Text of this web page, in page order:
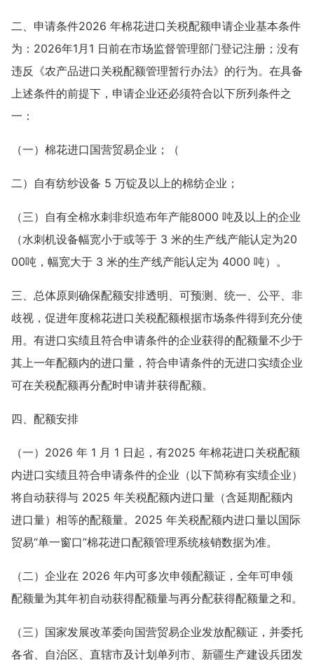
二、申请条件2026 年棉花进口关税配额申请企业基本条件
为：2026年1月1 日前在市场监督管理部门登记注册；没有
违反《农产品进口关税配额管理暂行办法》的行为。在具备
上述条件的前提下，申请企业还必须符合以下所列条件之
一：
（一）棉花进口国营贸易企业；（
二）自有纺纱设备 5 万锭及以上的棉纺企业；
（三）自有全棉水刺非织造布年产能8000 吨及以上的企业
（水刺机设备幅宽小于或等于 3 米的生产线产能认定为20
00吨，幅宽大于 3 米的生产线产能认定为 4000 吨）。
三、总体原则确保配额安排透明、可预测、统一、公平、非
歧视，促进年度棉花进口关税配额根据市场条件得到充分使
用。有进口实绩且符合申请条件的企业获得的配额量不少于
其上一年配额内的进口量，符合申请条件的无进口实绩企业
可在关税配额再分配时申请并获得配额。
四、配额安排
（一）2026 年 1 月 1 日起，有2025 年棉花进口关税配额
内进口实绩且符合申请条件的企业（以下简称有实绩企业）
将自动获得与 2025 年关税配额内进口量（含延期配额内
进口量）相等的配额量。2025 年关税配额内进口量以国际
贸易“单一窗口”棉花进口配额管理系统核销数据为准。
（二）企业在 2026 年内可多次申领配额证，全年可申领
配额量为其年初自动获得配额量与再分配获得配额量之和。
（三）国家发展改革委向国营贸易企业发放配额证，并委托
各省、自治区、直辖市及计划单列市、新疆生产建设兵团发